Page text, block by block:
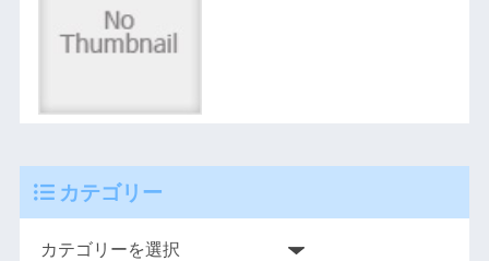
カテゴリー